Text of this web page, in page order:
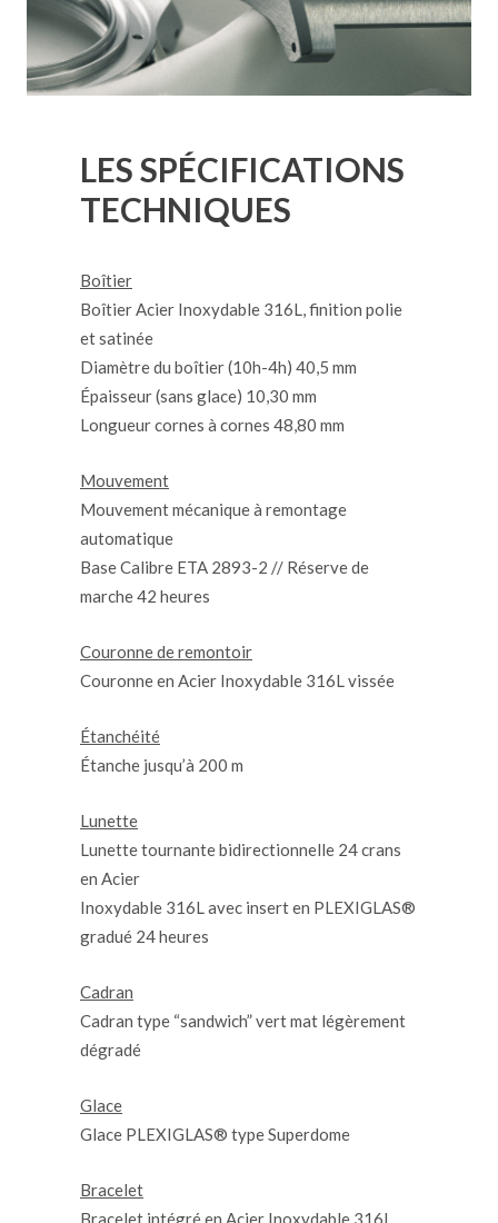
LES SPÉCIFICATIONS
TECHNIQUES
Boîtier
Boîtier Acier Inoxydable 316L, finition polie
et satinée
Diamètre du boîtier (10h-4h) 40,5 mm
Épaisseur (sans glace) 10,30 mm
Longueur cornes à cornes 48,80 mm
Mouvement
Mouvement mécanique à remontage
automatique
Base Calibre ETA 2893-2 // Réserve de
marche 42 heures
Couronne de remontoir
Couronne en Acier Inoxydable 316L vissée
Étanchéité
Étanche jusqu’à 200 m
Lunette
Lunette tournante bidirectionnelle 24 crans
en Acier
Inoxydable 316L avec insert en PLEXIGLAS®
gradué 24 heures
Cadran
Cadran type “sandwich” vert mat légèrement
dégradé
Glace
Glace PLEXIGLAS® type Superdome
Bracelet
Bracelet intégré en Acier Inoxydable 316L,